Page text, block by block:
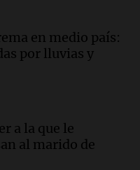
a una
seguridad:
dirija delitos"
las 14 horas
en medio país:
por lluvias y
a la que le
al marido de